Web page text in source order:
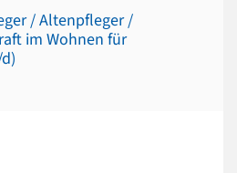
/ Altenpfleger /
im Wohnen für